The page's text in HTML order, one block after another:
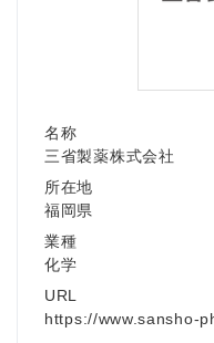
名称
三省製薬株式会社
所在地
福岡県
業種
化学
URL
https://www.sansho-